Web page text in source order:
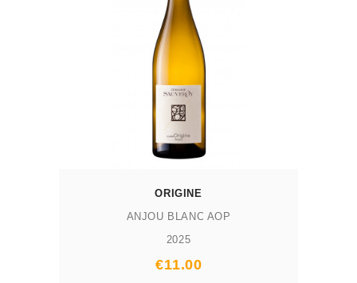
ORIGINE
ANJOU BLANC AOP
2025
Prix
€11.00